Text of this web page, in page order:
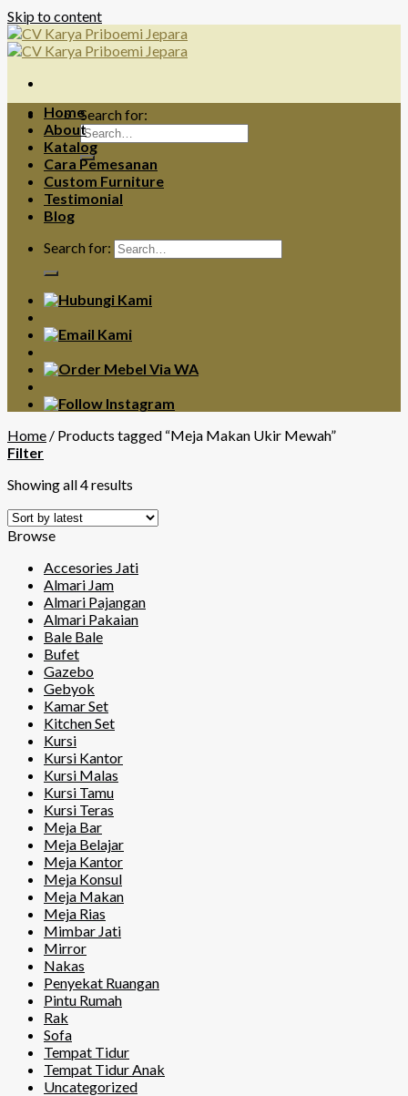
Skip to content
Search for:
Home
About
Katalog
Cara Pemesanan
Custom Furniture
Testimonial
Blog
Search for:
Home / Products tagged “Meja Makan Ukir Mewah”
Filter
Showing all 4 results
Browse
Accesories Jati
Almari Jam
Almari Pajangan
Almari Pakaian
Bale Bale
Bufet
Gazebo
Gebyok
Kamar Set
Kitchen Set
Kursi
Kursi Kantor
Kursi Malas
Kursi Tamu
Kursi Teras
Meja Bar
Meja Belajar
Meja Kantor
Meja Konsul
Meja Makan
Meja Rias
Mimbar Jati
Mirror
Nakas
Penyekat Ruangan
Pintu Rumah
Rak
Sofa
Tempat Tidur
Tempat Tidur Anak
Uncategorized